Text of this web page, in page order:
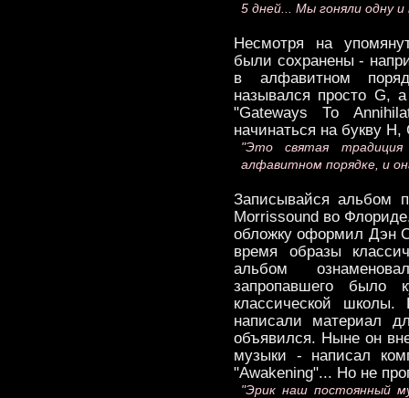
5 дней... Мы гоняли одну
Несмотря на
были сохранены -
в алфавитном
назывался просто G,
"Gateways То
начинаться на букву Н,
"Это святая
алфавитном порядке, и
Записывайся альбом
Morrissound во
обложку оформил Дэн
время образы
альбом
запропавшего было
классической
написали материал
объявился. Ныне он
музыки - написал
"Awakening"... Но не
"Эрик наш постоянный